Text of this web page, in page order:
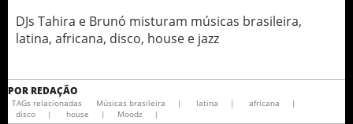
DJs Tahira e Brunó misturam músicas brasileira,
latina, africana, disco, house e jazz
POR REDAÇÃO
TAGs relacionadas Músicas brasileira | latina | africana
|
disco
| house | Moodz |